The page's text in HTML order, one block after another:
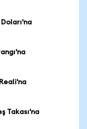
Takası'na